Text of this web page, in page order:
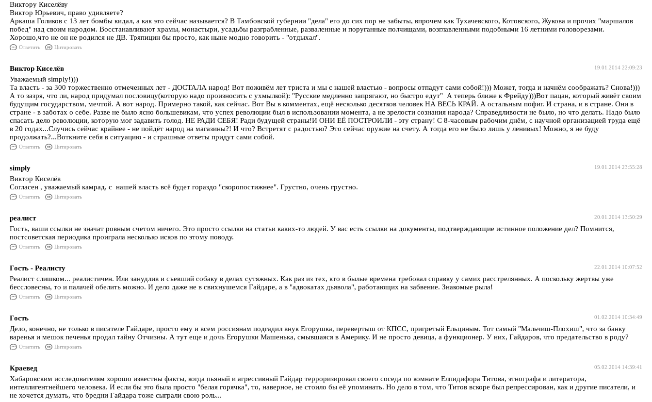
Виктору Киселёву
Виктор Юрьевич, право удивляете?
Аркаша Голиков с 13 лет бомбы кидал, а как это сейчас называется? В Тамбовской губернии "дела" его до сих пор не забыты, впрочем как Тухачевского, Котовского, Жукова и прочих "маршалов
побед" над своим народом. Восстанавливают храмы, монастыри, усадьбы разграбленные, разваленные и поруганные полчищами, возглавленными подобными 16 летними головорезами.
Хорошо,что не он не родился не ДВ. Тряпицин бы просто, как ныне модно говорить - "отдыхал".
Ответить Цитировать
19.01.2014 22:09:23
Виктор Киселёв
Уважаемый simply!)))
Та власть - за 300 торжественно отмеченных лет - ДОСТАЛА народ! Вот поживём лет триста и мы с нашей властью - вопросы отпадут сами собой!))) Может, тогда и начнём соображать? Снова!)))
А то зазря, что ли, народ придумал пословицу(которую надо произносить с ухмылкой): "Русские медленно запрягают, но быстро едут" А теперь ближе к Фрейду)))Вот пацан, который живёт своим
будущим государством, мечтой. А вот народ. Примерно такой, как сейчас. Вот Вы в комментах, ещё несколько десятков человек НА ВЕСЬ КРАЙ. А остальным пофиг. И страна, и в стране. Они в
стране - в заботах о себе. Разве не было ясно большевикам, что успех революции был в использовании момента, а не зрелости сознания народа? Справедливости не было, но что делать. Надо было
спасать дело революции, которую мог задавить голод. НЕ РАДИ СЕБЯ! Ради будущей страны!И ОНИ ЕЁ ПОСТРОИЛИ - эту страну! С 8-часовым рабочим днём, с научной организацией труда ещё
в 20 годах...Случись сейчас крайнее - не пойдёт народ на магазины?! И что? Встретят с радостью? Это сейчас оружие на счету. А тогда его не было лишь у ленивых! Можно, я не буду
продолжать?...Воткните себя в ситуацию - и страшные ответы придут сами собой.
Ответить Цитировать
19.01.2014 23:55:28
simply
Виктор Киселёв
Согласен , уважаемый камрад, с нашей власть всё будет гораздо "скоропостижнее". Грустно, очень грустно.
Ответить Цитировать
20.01.2014 13:50:29
реалист
Гость, ваши ссылки не значат ровным счетом ничего. Это просто ссылки на статьи каких-то людей. У вас есть ссылки на документы, подтверждающие истинное положение дел? Помнится,
постсоветская периодика проиграла несколько исков по этому поводу.
Ответить Цитировать
22.01.2014 10:07:52
Гость - Реалисту
Реалист слишком... реалистичен. Или занудлив и съевший собаку в делах сутяжных. Как раз из тех, кто в былые времена требовал справку у самих расстрелянных. А поскольку жертвы уже
бессловесны, то и палачей обелить можно. И дело даже не в свихнушемся Гайдаре, а в "адвокатах дьявола", работающих на забвение. Знакомые рыла!
Ответить Цитировать
01.02.2014 10:34:49
Гость
Дело, конечно, не только в писателе Гайдаре, просто ему и всем россиянам подгадил внук Егорушка, перевертыш от КПСС, пригретый Ельциным. Тот самый "Мальчиш-Плохиш", что за банку
варенья и мешок печенья продал тайну Отчизны. А тут еще и дочь Егорушки Машенька, смывшаяся в Америку. И не просто девица, а функционер. У них, Гайдаров, что предательство в роду?
Ответить Цитировать
05.02.2014 14:39:41
Краевед
Хабаровским исследователям хорошо известны факты, когда пьяный и агрессивный Гайдар терроризировал своего соседа по комнате Елпидифора Титова, этнографа и литератора,
интеллигентнейшего человека. И если бы это была просто "белая горячка", то, наверное, не стоило бы её упоминать. Но дело в том, что Титов вскоре был репрессирован, как и другие писатели, и
не хочется думать, что бредни Гайдара тоже сыграли свою роль...